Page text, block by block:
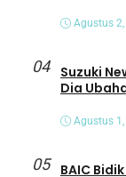
Agustus
04
Suzuki
Dia
Agustus
05
BAIC